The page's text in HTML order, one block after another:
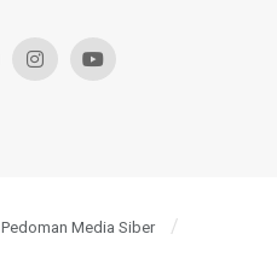
Pedoman Media Siber